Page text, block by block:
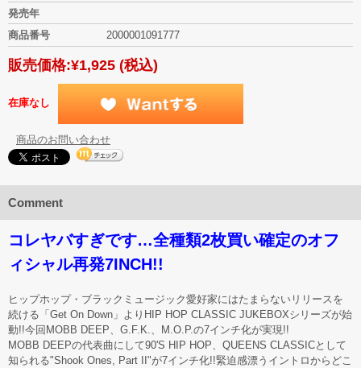
発売年
商品番号
2000001091777
販売価格:¥1,925 (税込)
在庫なし
商品のお問い合わせ
Comment
コレヤバすぎです…全種類2枚買い確定のオフ
ィシャル再発7INCH!!
ヒップホップ・ブラックミュージック愛好家にはたまらないリリースを
続ける「Get On Down」よりHIP HOP CLASSIC JUKEBOXシリーズが始
動!!今回MOBB DEEP、G.F.K.、M.O.P.の7インチ化が実現!!
MOBB DEEPの代表曲にして90'S HIP HOP、QUEENS CLASSICとして
知られる"Shook Ones, Part II"が7インチ化!!緊迫感漂うイントロからどこ